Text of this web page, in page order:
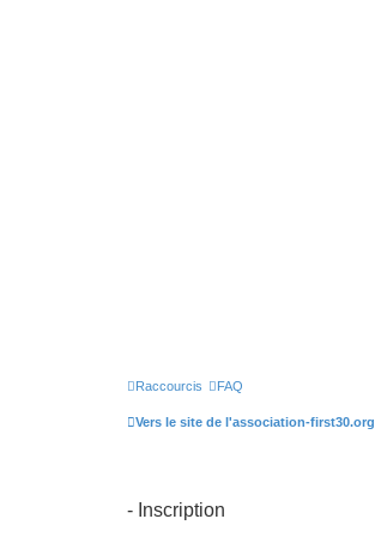
Raccourcis FAQ
Vers le site de l'association-first30.org
- Inscription